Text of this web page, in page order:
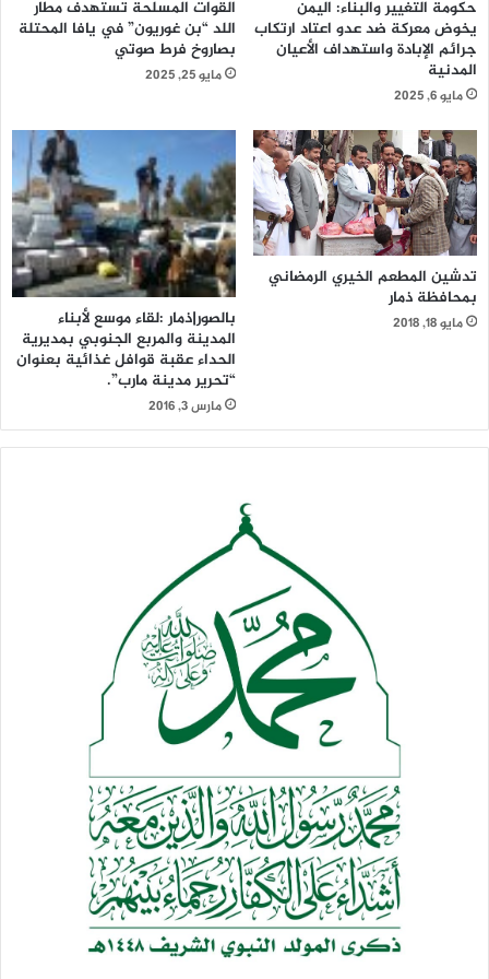
حكومة التغيير والبناء: اليمن
يخوض معركة ضد عدو اعتاد ارتكاب
جرائم الإبادة واستهداف الأعيان
المدنية
مايو 6, 2025
القوات المسلحة تستهدف مطار
اللد “بن غوريون” في يافا المحتلة
بصاروخ فرط صوتي
مايو 25, 2025
تدشين المطعم الخيري الرمضاني
بمحافظة ذمار
مايو 18, 2018
بالصور|ذمار :لقاء موسع لأبناء
المدينة والمربع الجنوبي بمديرية
الحداء عقبة قوافل غذائية بعنوان
“تحرير مدينة مارب”.
مارس 3, 2016